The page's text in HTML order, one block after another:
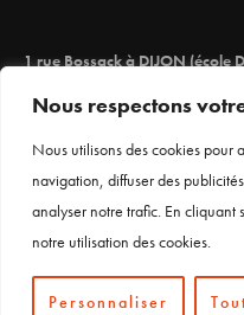
Nous respectons
Nous utilisons des cookies pour
navigation, diffuser des
analyser notre trafic. En cliquant
notre utilisation des cookies.
Personnaliser
1 rue Bossack à DIJON (école
03 80 66 71 98
Mentions légales